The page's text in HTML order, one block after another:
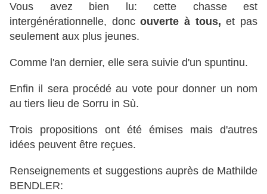
Vous avez bien lu: cette chasse est
intergénérationnelle, doncouverte à tous,et pas
seulement aux plus jeunes.
Comme l'an dernier, elle sera suivie d'un spuntinu.
Enfin il sera procédé au vote pour donner un nom
au tiers lieu de Sorru in Sù.
Trois propositions ont été émises mais d'autres
idées peuvent être reçues.
Renseignements et suggestions auprès de Mathilde
BENDLER: